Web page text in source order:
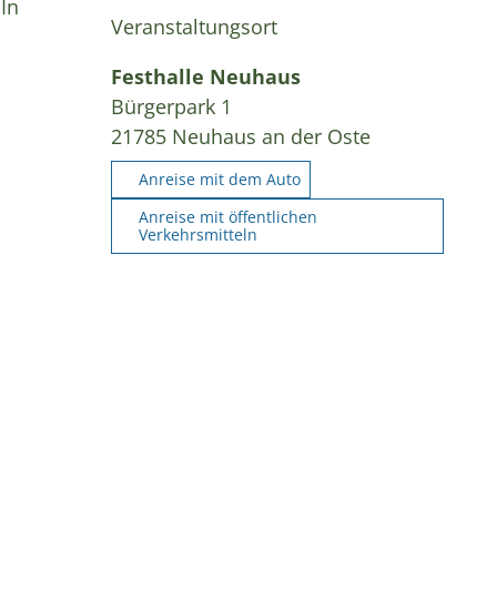
Veranstaltungsort
Festhalle Neuhaus
Bürgerpark 1
21785 Neuhaus an der Oste
Anreise mit dem Auto
Anreise mit öffentlichen
Verkehrsmitteln